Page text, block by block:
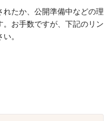
たか、公開準備中などの理
お手数ですが、下記のリン
。